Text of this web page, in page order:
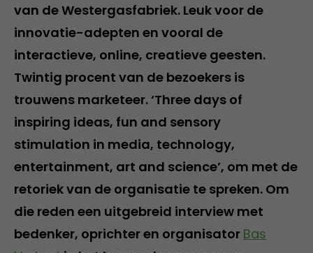
van de Westergasfabriek. Leuk voor de
innovatie-adepten en vooral de
interactieve, online, creatieve geesten.
Twintig procent van de bezoekers is
trouwens marketeer. ‘Three days of
inspiring ideas, fun and sensory
stimulation in media, technology,
entertainment, art and science’, om met de
retoriek van de organisatie te spreken. Om
die reden een uitgebreid interview met
bedenker, oprichter en organisator Bas